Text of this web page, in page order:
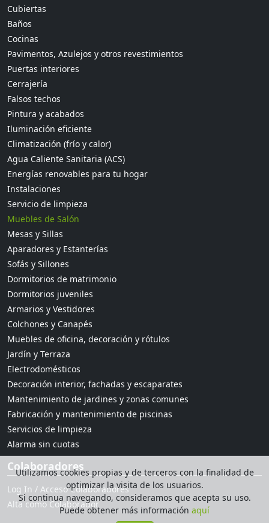
Utilizamos cookies propias y de terceros con la finalidad de
optimizar la visita de los usuarios.
Si continua navegando, consideramos que acepta su uso.
Puede obtener más información aquí
Cubiertas
Baños
Cocinas
Pavimentos, Azulejos y otros revestimientos
Puertas interiores
Cerrajería
Falsos techos
Pintura y acabados
Iluminación eficiente
Climatización (frío y calor)
Agua Caliente Sanitaria (ACS)
Energías renovables para tu hogar
Instalaciones
Servicio de limpieza
Muebles de Salón
Mesas y Sillas
Aparadores y Estanterías
Sofás y Sillones
Dormitorios de matrimonio
Dormitorios juveniles
Armarios y Vestidores
Colchones y Canapés
Muebles de oficina, decoración y rótulos
Jardín y Terraza
Electrodomésticos
Decoración interior, fachadas y escaparates
Mantenimiento de jardines y zonas comunes
Fabricación y mantenimiento de piscinas
Servicios de limpieza
Alarma sin cuotas
Colaboradores
Log In / Acceso Colaboradores
Alta como Colaborador